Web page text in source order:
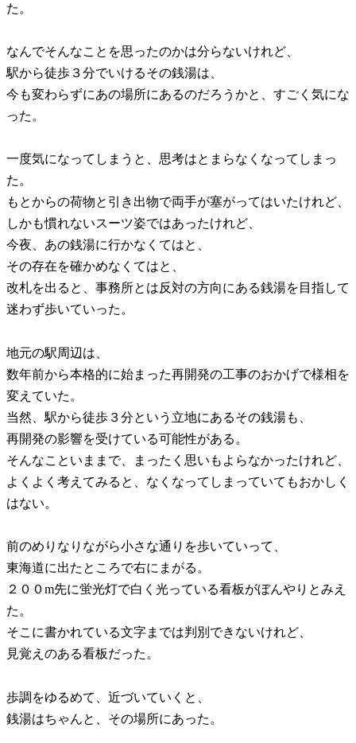
た。
なんでそんなことを思ったのかは分らないけれど、
駅から徒歩３分でいけるその銭湯は、
今も変わらずにあの場所にあるのだろうかと、すごく気にな
った。
一度気になってしまうと、思考はとまらなくなってしまっ
た。
もとからの荷物と引き出物で両手が塞がってはいたけれど、
しかも慣れないスーツ姿ではあったけれど、
今夜、あの銭湯に行かなくてはと、
その存在を確かめなくてはと、
改札を出ると、事務所とは反対の方向にある銭湯を目指して
迷わず歩いていった。
地元の駅周辺は、
数年前から本格的に始まった再開発の工事のおかげで様相を
変えていた。
当然、駅から徒歩３分という立地にあるその銭湯も、
再開発の影響を受けている可能性がある。
そんなこといままで、まったく思いもよらなかったけれど、
よくよく考えてみると、なくなってしまっていてもおかしく
はない。
前のめりなりながら小さな通りを歩いていって、
東海道に出たところで右にまがる。
２００m先に蛍光灯で白く光っている看板がぼんやりとみえ
た。
そこに書かれている文字までは判別できないけれど、
見覚えのある看板だった。
歩調をゆるめて、近づいていくと、
銭湯はちゃんと、その場所にあった。